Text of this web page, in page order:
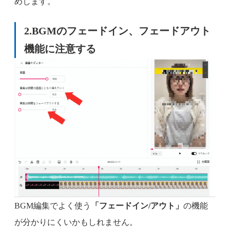
2.BGMのフェードイン、フェードアウト
機能に注意する
BGM編集でよく使う 「フェードイン/アウト」 の機能
が分かりにくいかもしれません。